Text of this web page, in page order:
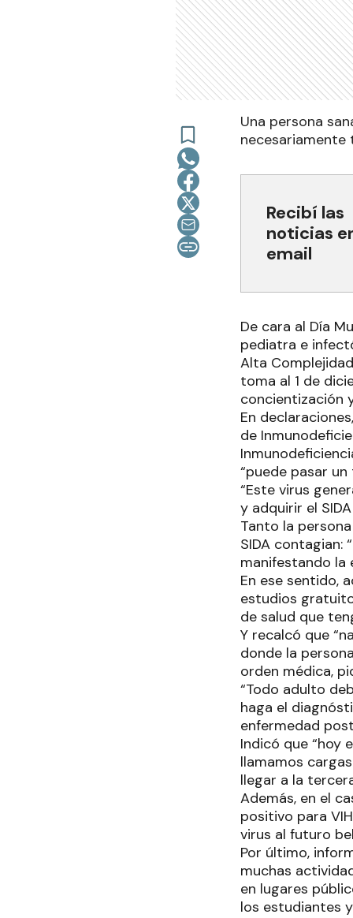
Una persona
necesariamente
Recibí las
noticias
email
De cara al Día
pediatra e
Alta
toma al 1 de
concientización
En
de
“puede pasar
“Este virus
y adquirir el
Tanto la
SIDA
manifestando la
En ese sentido,
estudios
de salud que
Y recalcó que
donde la
orden médica,
“Todo adulto
haga el
enfermedad
Indicó que “hoy
llamamos
llegar a la
Además, en el
positivo para
virus al futuro
Por último,
muchas
en lugares
los estudiantes